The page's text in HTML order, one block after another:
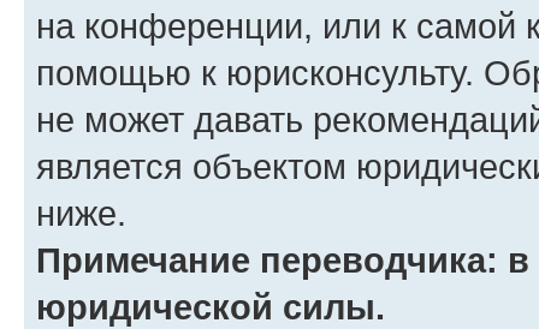
на конференции, или к самой
помощью к юрисконсульту.
не может давать
является объектом
ниже.
Примечание переводчика:
юридической силы.